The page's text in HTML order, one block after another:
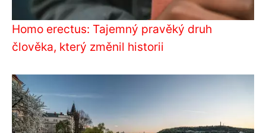
Homo erectus: Tajemný pravěký druh
člověka, který změnil historii